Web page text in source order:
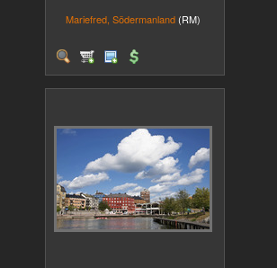
Mariefred, Södermanland (RM)